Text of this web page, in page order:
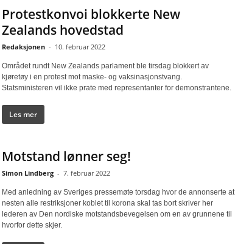
Protestkonvoi blokkerte New
Zealands hovedstad
Redaksjonen - 10. februar 2022
Området rundt New Zealands parlament ble tirsdag blokkert av
kjøretøy i en protest mot maske- og vaksinasjonstvang.
Statsministeren vil ikke prate med representanter for demonstrantene.
Les mer
Motstand lønner seg!
Simon Lindberg - 7. februar 2022
Med anledning av Sveriges pressemøte torsdag hvor de annonserte at
nesten alle restriksjoner koblet til korona skal tas bort skriver her
lederen av Den nordiske motstandsbevegelsen om en av grunnene til
hvorfor dette skjer.